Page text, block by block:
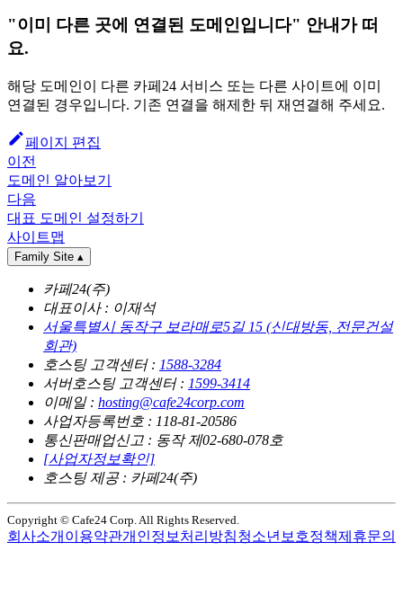
"이미 다른 곳에 연결된 도메인입니다" 안내가 떠
요.
해당 도메인이 다른 카페24 서비스 또는 다른 사이트에 이미
연결된 경우입니다. 기존 연결을 해제한 뒤 재연결해 주세요.
페이지 편집
이전
도메인 알아보기
다음
대표 도메인 설정하기
사이트맵
Family Site ▴
카페24(주)
대표이사 : 이재석
서울특별시 동작구 보라매로5길 15 (신대방동, 전문건설
회관)
호스팅 고객센터 : 1588-3284
서버호스팅 고객센터 : 1599-3414
이메일 : hosting@cafe24corp.com
사업자등록번호 : 118-81-20586
통신판매업신고 : 동작 제02-680-078호
[사업자정보확인]
호스팅 제공 : 카페24(주)
Copyright © Cafe24 Corp. All Rights Reserved.
회사소개 이용약관개인정보처리방침청소년보호정책제휴문의